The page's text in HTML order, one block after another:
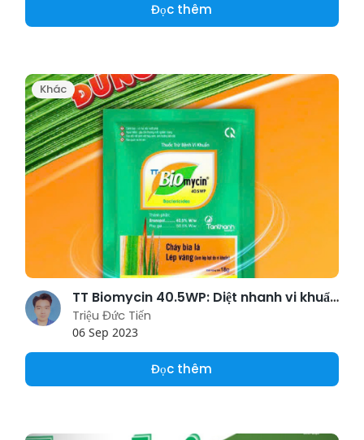
Đọc thêm
Khác
TT Biomycin 40.5WP: Diệt nhanh vi khuẩn, bảo vệ năng suất lúa
Triệu Đức Tiến
06 Sep 2023
Đọc thêm